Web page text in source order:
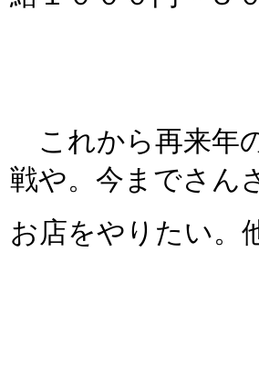
これから再来年
戦や。今までさん
お店をやりたい。